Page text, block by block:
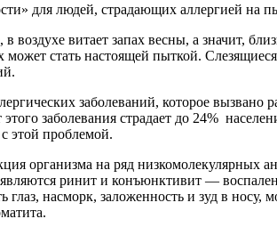
для людей, страдающих аллергией на
воздухе витает запах весны, а значит,
стать настоящей пыткой.
заболеваний, которое вызвано
заболевания страдает до 24%
этой проблемой.
организма на ряд низкомолекулярных
ринит и конъюнктивит —
глаз, насморк, заложенность и зуд в